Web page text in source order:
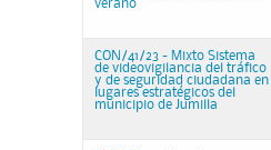
verano
CON/41/23 - Mixto Sistema
de videovigilancia del tráfico
y de seguridad ciudadana en
lugares estratégicos del
municipio de Jumilla